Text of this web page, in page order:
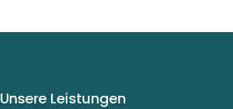
Unsere Leistungen